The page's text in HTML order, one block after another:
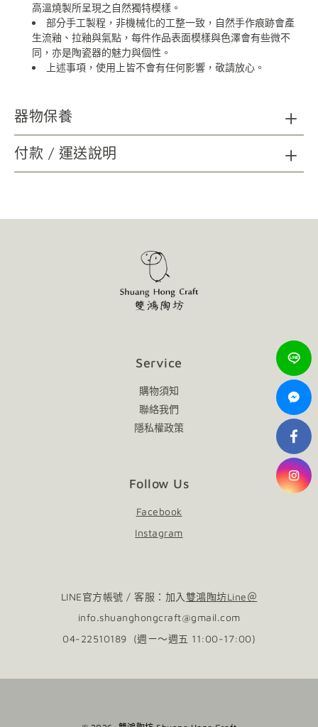
高溫燒製所呈現之自然獨特模樣。
部分手工製程，非機械化的工整一致，自然手作痕跡會產
生流釉、拉釉與氣點，每件作品表面模樣與色澤會有些微不
同，亦是陶瓷器的魅力與個性。
上述事項，使用上皆不會有任何影響，敬請放心。
器物保養
陶瓷器清潔：請以海綿、精緻瓷器專用刷具及不具顆粒磨
砂功能之餐具中性洗劑，延長使用年限；無法以洗碗機清洗。
木質及金屬材質如需清潔，請以柔軟乾布擦拭。
使用後會隨著時間表面有可能產生自然痕跡，增添作
付款 / 運送說明
Service
購物須知
聯絡我們
隱私權政策
Follow Us
Facebook
Instagram
LINE官方帳號 / 客服：加入 雙鴻陶坊Line＠
info.shuanghongcraft@gmail.com
04-22510189 (週ㄧ～週五 11:00-17:00)